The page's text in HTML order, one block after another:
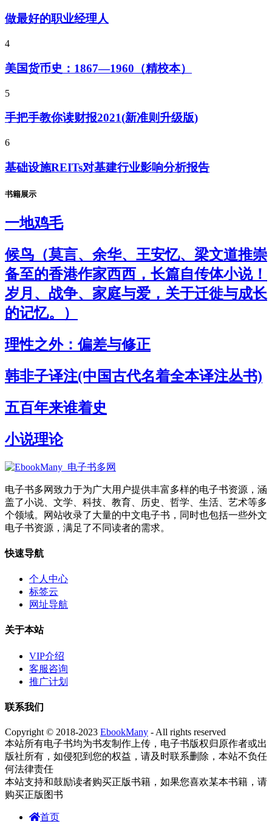
做最好的职业经理人
4
美国货币史：1867—1960（精校本）
5
手把手教你读财报2021(新准则升级版)
6
基础设施REITs对基建行业影响分析报告
书籍展示
一地鸡毛
候鸟（莫言、余华、王安忆、梁文道推崇
备至的香港作家西西，长篇自传体小说！
岁月、战争、家庭与爱，关于迁徙与成长
的记忆。）
理性之外：偏差与修正
韩非子译注(中国古代名着全本译注丛书)
五百年来谁着史
小说理论
电子书多网致力于为广大用户提供丰富多样的电子书资源，涵
盖了小说、文学、科技、教育、历史、哲学、生活、艺术等多
个领域。网站收录了大量的中文电子书，同时也包括一些外文
电子书资源，满足了不同读者的需求。
快速导航
个人中心
标签云
网址导航
关于本站
VIP介绍
客服咨询
推广计划
联系我们
Copyright © 2018-2023 EbookMany - All rights reserved
本站所有电子书均为书友制作上传，电子书版权归原作者或出
版社所有，如侵犯到您的权益，请及时联系删除，本站不负任
何法律责任
本站支持和鼓励读者购买正版书籍，如果您喜欢某本书籍，请
购买正版图书
首页